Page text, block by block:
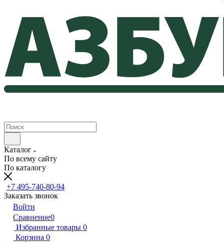
Каталог
По всему сайту
По каталогу
+7 495-740-80-94
Заказать звонок
Войти
Сравнение0
Избранные товары 0
Корзина 0